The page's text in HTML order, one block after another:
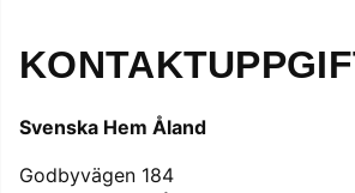
Svenska Hem Åland
Godbyvägen 184